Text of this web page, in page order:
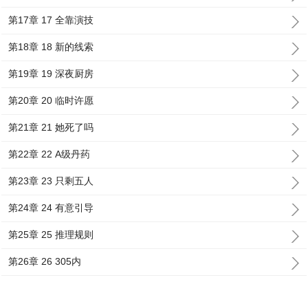
第17章 17 全靠演技
第18章 18 新的线索
第19章 19 深夜厨房
第20章 20 临时许愿
第21章 21 她死了吗
第22章 22 A级丹药
第23章 23 只剩五人
第24章 24 有意引导
第25章 25 推理规则
第26章 26 305内